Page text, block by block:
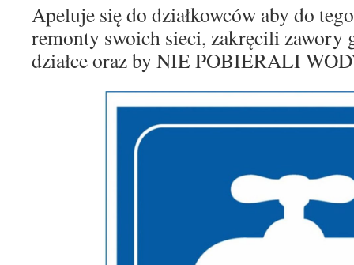
Apeluje się do działkowców aby do
remonty swoich sieci, zakręcili zawory
działce oraz by NIE POBIERALI